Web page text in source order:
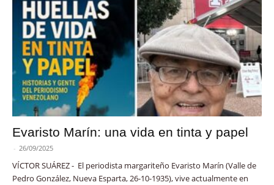
Evaristo Marín: una vida en tinta y papel
- 26/09/2025
VÍCTOR SUÁREZ - El periodista margariteño Evaristo Marín (Valle de
Pedro González, Nueva Esparta, 26-10-1935), vive actualmente en